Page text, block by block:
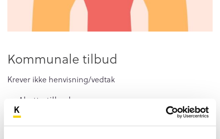
Kommunale tilbud
Krever ikke henvisning/vedtak
Akutte tilbud
Helsetilbud i kommunen